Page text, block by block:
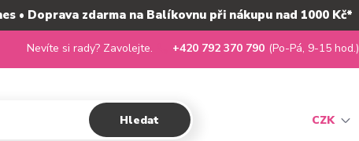
• Doprava zdarma na Balíkovnu při nákupu nad 1000 Kč*
CZK
Hledat
Nevíte si rady? Zavolejte. +420 792 370 790 (Po-Pá, 9-15 hod.)